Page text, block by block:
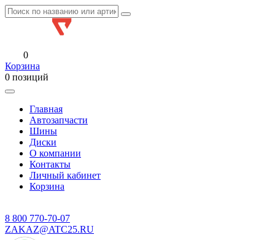
0
Корзина
0 позиций
Главная
Автозапчасти
Шины
Диски
О компании
Контакты
Личный кабинет
Корзина
8 800 770-70-07
ZAKAZ@ATC25.RU